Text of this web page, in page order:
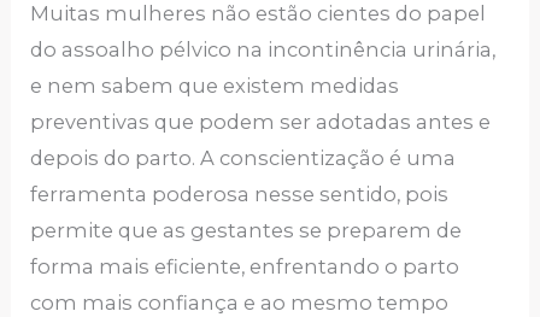
Muitas mulheres não estão cientes do papel
do assoalho pélvico na incontinência urinária,
e nem sabem que existem medidas
preventivas que podem ser adotadas antes e
depois do parto. A conscientização é uma
ferramenta poderosa nesse sentido, pois
permite que as gestantes se preparem de
forma mais eficiente, enfrentando o parto
com mais confiança e ao mesmo tempo